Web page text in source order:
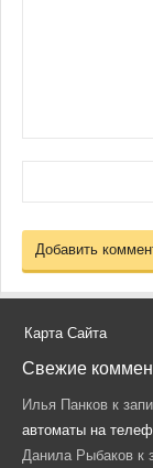
Карта Сайта
Свежие
Илья Панков к
автоматы на
Данила Рыбаков к